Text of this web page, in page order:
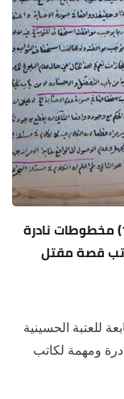
تعرف على العناوين وابرز ما تناولته.. (10) مخطوطات نادرة
قصة مقتل
للعتبة الحسينية
مخطوطات نادرة ومهمة لكاتب